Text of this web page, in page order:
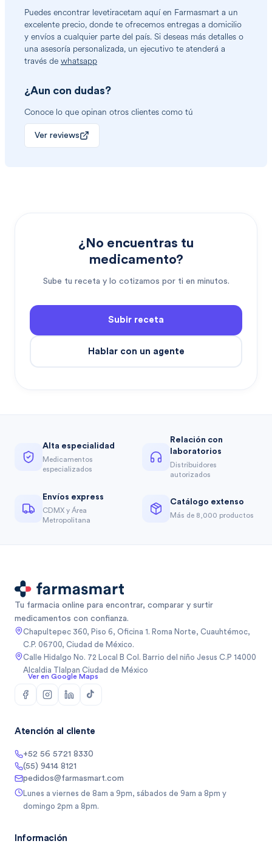
Puedes encontrar levetiracetam aquí en Farmasmart a un
excelente precio, donde te ofrecemos entregas a domicilio
y envíos a cualquier parte del país. Si deseas más detalles o
una asesoría personalizada, un ejecutivo te atenderá a
través de whatsapp
¿Aun con dudas?
Conoce lo que opinan otros clientes como tú
Ver reviews
¿No encuentras tu
medicamento?
Sube tu receta y lo cotizamos por ti en minutos.
Subir receta
Hablar con un agente
Alta especialidad
Medicamentos
especializados
Relación con
laboratorios
Distribuidores
autorizados
Envíos express
CDMX y Área
Metropolitana
Catálogo extenso
Más de 8,000 productos
Tu farmacia online para encontrar, comparar y surtir
medicamentos con confianza.
Chapultepec 360, Piso 6, Oficina 1. Roma Norte, Cuauhtémoc,
C.P. 06700, Ciudad de México.
Calle Hidalgo No. 72 Local B Col. Barrio del niño Jesus C.P 14000
Alcaldia Tlalpan Ciudad de México
Ver en Google Maps
Atención al cliente
+52 56 5721 8330
(55) 9414 8121
pedidos@farmasmart.com
Lunes a viernes de 8am a 9pm, sábados de 9am a 8pm y
domingo 2pm a 8pm.
Información